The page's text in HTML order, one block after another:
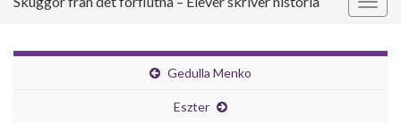
Slå
Gedulla Menko
Eszter